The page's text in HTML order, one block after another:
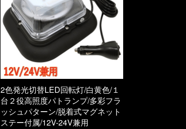
2色発光切替LED回転灯/白黄色/１
台２役高照度パトランプ/多彩フラ
ッシュパターン/脱着式マグネット
ステー付属/12V-24V兼用